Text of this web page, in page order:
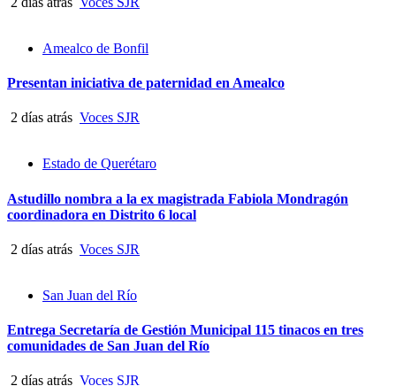
Amealco de Bonfil
Presentan iniciativa de paternidad en Amealco
2 días atrás Voces SJR
Estado de Querétaro
Astudillo nombra a la ex magistrada Fabiola Mondragón
coordinadora en Distrito 6 local
2 días atrás Voces SJR
San Juan del Río
Entrega Secretaría de Gestión Municipal 115 tinacos en tres
comunidades de San Juan del Río
2 días atrás Voces SJR